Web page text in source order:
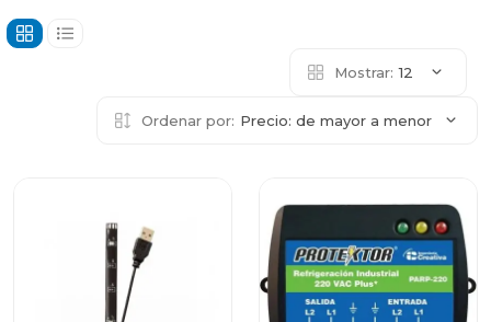
Mostrar: 12
Ordenar por: Precio: de mayor a menor